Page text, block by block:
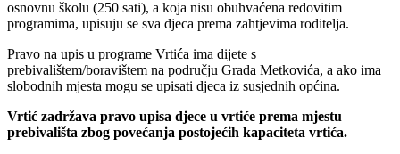
osnovnu školu (250 sati), a koja nisu obuhvaćena redovitim
programima, upisuju se sva djeca prema zahtjevima roditelja.
Pravo na upis u programe Vrtića ima dijete s
prebivalištem/boravištem na području Grada Metkovića, a ako ima
slobodnih mjesta mogu se upisati djeca iz susjednih općina.
Vrtić zadržava pravo upisa djece u vrtiće prema mjestu
prebivališta zbog povećanja postojećih kapaciteta vrtića.